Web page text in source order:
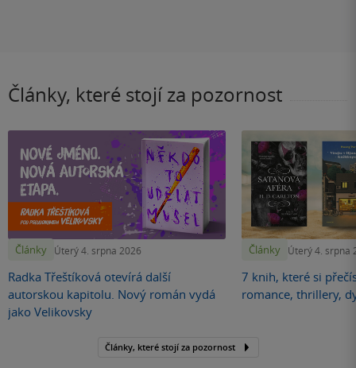
Články, které stojí za pozornost
Články Úterý 4. srpna 2026
Radka Třeštíková otevírá další
autorskou kapitolu. Nový román vydá
jako Velikovsky
Články Úterý 4. srpna
7 knih, které si
romance, thrillery,
Články, které stojí za pozornost